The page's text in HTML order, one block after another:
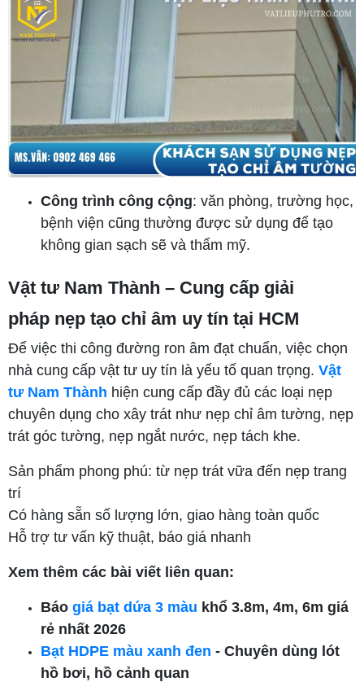
Công trình công cộng: văn phòng, trường học,
bệnh viện cũng thường được sử dụng để tạo
không gian sạch sẽ và thẩm mỹ.
Vật tư Nam Thành – Cung cấp giải
pháp nẹp tạo chỉ âm uy tín tại HCM
Để việc thi công đường ron âm đạt chuẩn, việc chọn
nhà cung cấp vật tư uy tín là yếu tố quan trọng. Vật
tư Nam Thành hiện cung cấp đầy đủ các loại nẹp
chuyên dụng cho xây trát như nẹp chỉ âm tường, nẹp
trát góc tường, nẹp ngắt nước, nẹp tách khe.
Sản phẩm phong phú: từ nẹp trát vữa đến nẹp trang
trí
Có hàng sẵn số lượng lớn, giao hàng toàn quốc
Hỗ trợ tư vấn kỹ thuật, báo giá nhanh
Xem thêm các bài viết liên quan:
Báo giá bạt dứa 3 màu khổ 3.8m, 4m, 6m giá
rẻ nhất 2026
Bạt HDPE màu xanh đen - Chuyên dùng lót
hồ bơi, hồ cảnh quan